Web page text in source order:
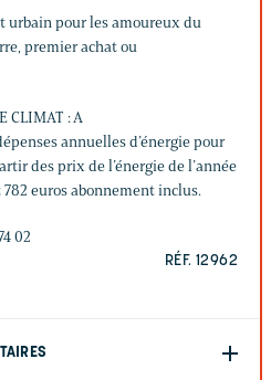
urbain pour les amoureux du
premier achat ou
CLIMAT : A
annuelles d’énergie pour
des prix de l’énergie de l’année
782 euros abonnement inclus.
02
RÉF. 12962